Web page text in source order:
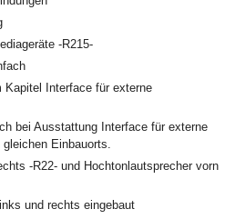
-R215-
Kapitel Interface für externe
bei Ausstattung Interface für externe
gleichen Einbauorts.
-R22- und Hochtonlautsprecher vorn
und rechts eingebaut